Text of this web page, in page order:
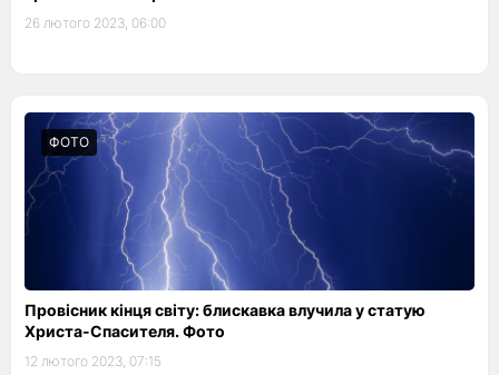
26 лютого 2023, 06:00
ФОТО
Провісник кінця світу: блискавка влучила у статую
Христа-Спасителя. Фото
12 лютого 2023, 07:15